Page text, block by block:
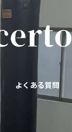
よくある質問